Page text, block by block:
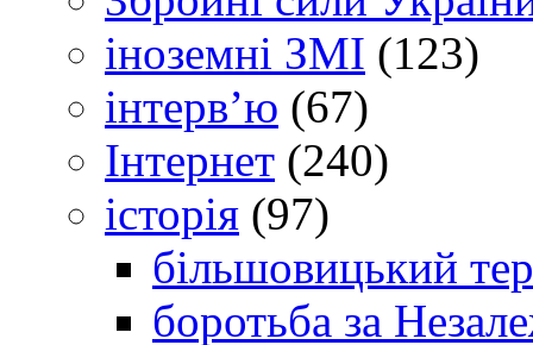
іноземні ЗМІ (123)
інтерв’ю (67)
Інтернет (240)
історія (97)
більшовицький
боротьба за